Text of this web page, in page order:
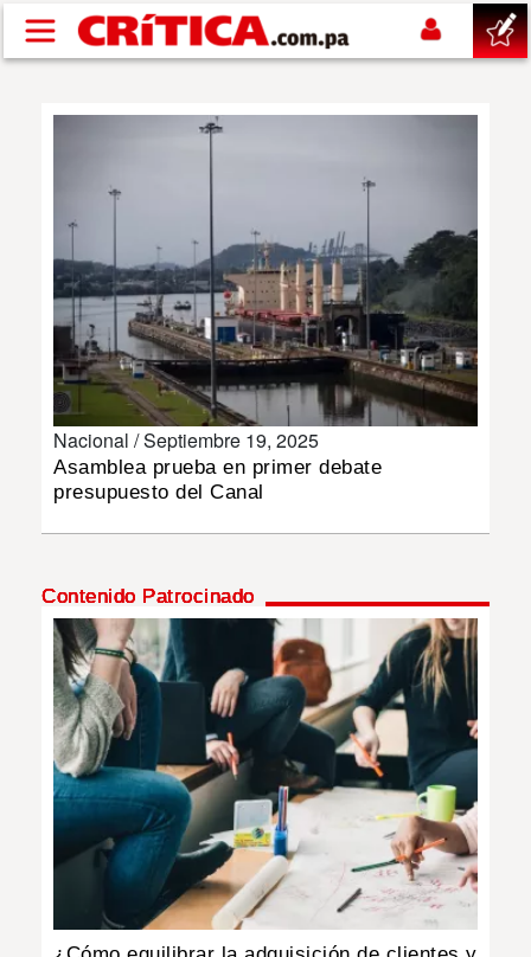
Pasar al contenido principal
POLÍTICA
SHOW
DEPORTES
MUNDO
MULTIMEDIA
IMPRESO
Nacional /Septiembre 19, 2025
Asamblea prueba en primer debate
presupuesto del Canal
Contenido Patrocinado